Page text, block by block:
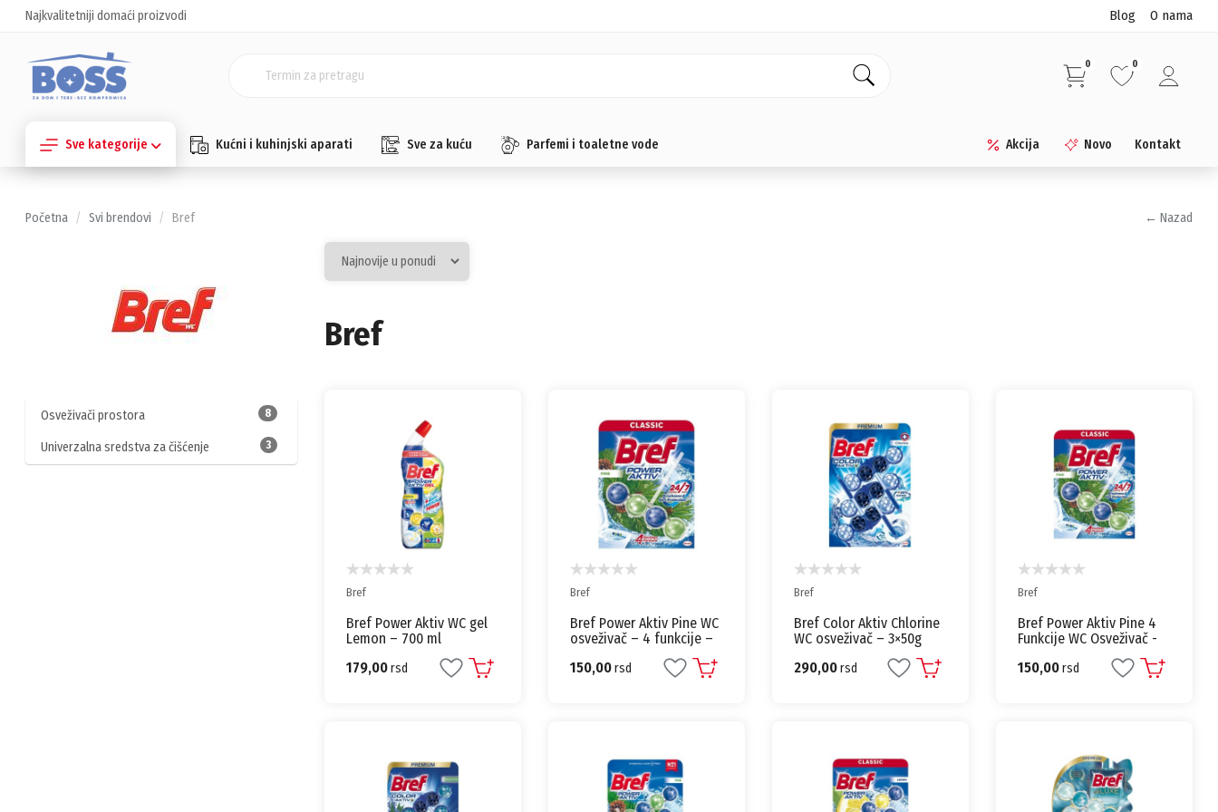
Najkvalitetniji domaći proizvodi Blog O nama
0 0
Sve kategorije Kućni i kuhinjski aparati Sve za kuću Parfemi i toaletne vode Akcija Novo Kontakt
Početna Svi brendovi Bref ← Nazad
Osveživači prostora 8
Univerzalna sredstva za čišćenje 3
Bref
Bref
Bref Power Aktiv WC gel
Lemon – 700 ml
179,00rsd
Bref
Bref Power Aktiv Pine WC
osveživač – 4 funkcije –
150,00rsd
Bref
Bref Color Aktiv Chlorine
WC osveživač – 3×50g
290,00rsd
Bref
Bref Power Aktiv Pine 4
Funkcije WC Osveživač -
150,00rsd